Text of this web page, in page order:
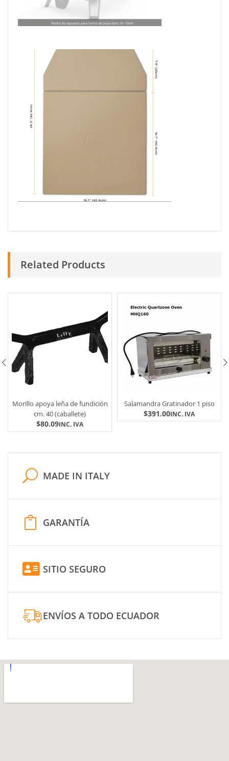
Related Products
Morillo apoya leña de fundición
cm. 40 (caballete)
$80.09INC. IVA
Salamandra Gratinador 1 piso
$391.00INC. IVA
MADE IN ITALY
GARANTÍA
SITIO SEGURO
ENVÍOS A TODO ECUADOR